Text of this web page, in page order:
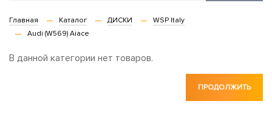
Главная Каталог ДИСКИ
WSP Italy
Audi (W569) Aiace
В данной категории нет товаров.
ПРОДОЛЖИТЬ